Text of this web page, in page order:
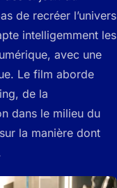
de recréer l’univers
intelligemment les
avec une
Le film aborde
de la
dans le milieu du
la manière dont